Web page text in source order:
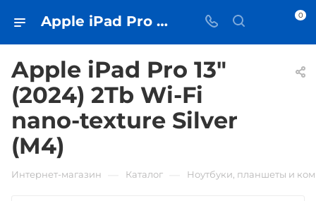
Apple iPad Pro 13" (2024) 2Tb Wi-Fi nano-texture Silver (M4) • купить в Самаре - iЧехол 0
Apple iPad Pro 13"
(2024) 2Tb Wi-Fi
nano-texture Silver
(M4)
Интернет-магазин Каталог Ноутбуки, планшеты и